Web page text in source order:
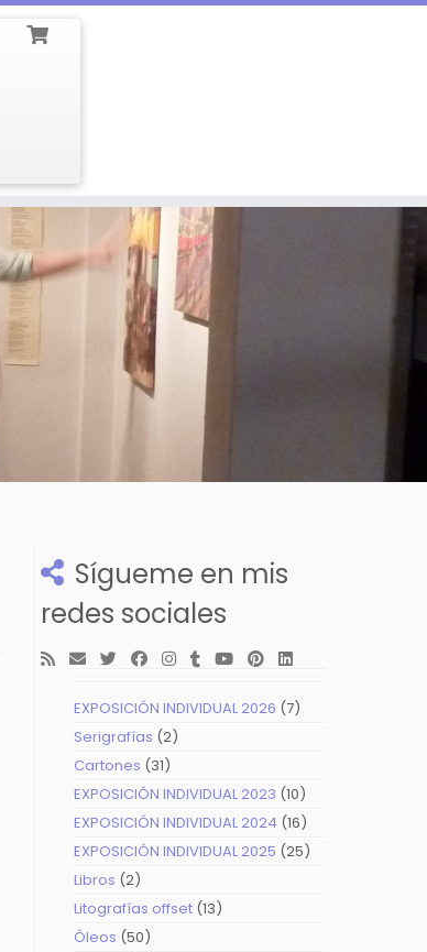
Sígueme en mis
redes sociales
EXPOSICIÓN INDIVIDUAL 2026 77
Serigrafías 22
Cartones 3131
productos
EXPOSICIÓN INDIVIDUAL 2023 1010
productos
EXPOSICIÓN INDIVIDUAL 2024 1616
productos
EXPOSICIÓN INDIVIDUAL 2025 2525
Libros 22
productos
Litografías offset 1313
Óleos 5050